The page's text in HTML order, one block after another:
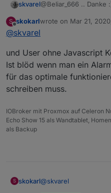
skvarel@Beliar_666 .. Danke
Genau so einfach soll
Zielgruppe sein.
S
Offline
skokarlwrote on Mar 21,
last edited by
@skvarel
und User ohne Javascript
Ist blöd wenn man ein
für das optimale
schreiben muss.
IOBroker mit Proxmox auf Celeron
Echo Show 15 als Wandtablet,
als Backup
S skokarl@skvarel